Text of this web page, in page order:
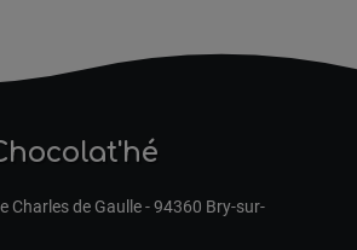
Charles de Gaulle - 94360 Bry-sur-